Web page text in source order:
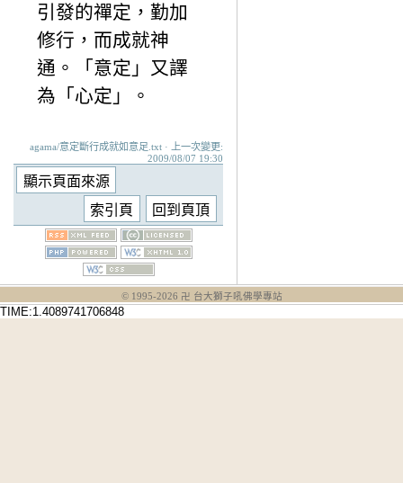
引發的禪定，勤加
修行，而成就神
通。「意定」又譯
為「心定」。
agama/意定斷行成就如意足.txt · 上一次變更:
2009/08/07 19:30
© 1995-2026 卍 台大獅子吼佛學專站
TIME:1.4089741706848